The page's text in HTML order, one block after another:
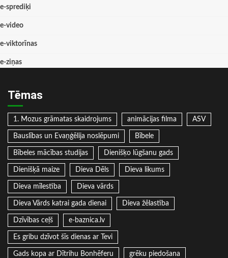
e-sprediķi
e-video
e-viktorīnas
e-ziņas
Tēmas
1. Mozus grāmatas skaidrojums animācijas filma ASV
Bauslības un Evaņģēlija noslēpumi Bībele
Bībeles mācības studijas Dienišķo lūgšanu gads
Dienišķā maize Dieva Dēls Dieva likums
Dieva mīlestība Dieva vārds
Dieva Vārds katrai gada dienai Dieva žēlastība
Dzīvības ceļš e-baznica.lv
Es gribu dzīvot šīs dienas ar Tevi
Gads kopa ar Dītrihu Bonhēferu grēku piedošana